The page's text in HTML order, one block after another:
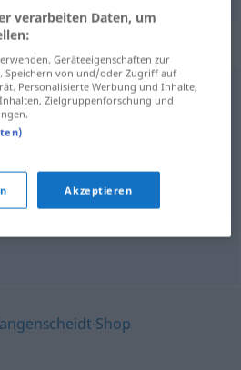
"Lausbube"
,Dreikäsehoch (ugs.)
(ugs.)
(ugs.) ,Schlingel,
verarbeiten Daten, um
Geräteeigenschaften zur
von und/oder Zugriff auf
Personalisierte Werbung und Inhalte,
Zielgruppenforschung und
Akzeptieren